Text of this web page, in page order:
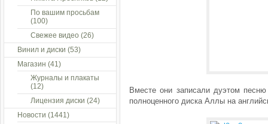
Вместе они записали дуэтом
полноценного диска Аллы на
По вашим просьбам
(100)
Свежее видео (26)
Винил и диски (53)
Магазин (41)
Журналы и плакаты
(12)
Лицензия диски (24)
Новости (1441)